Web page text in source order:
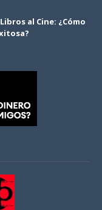
al Cine: ¿Cómo